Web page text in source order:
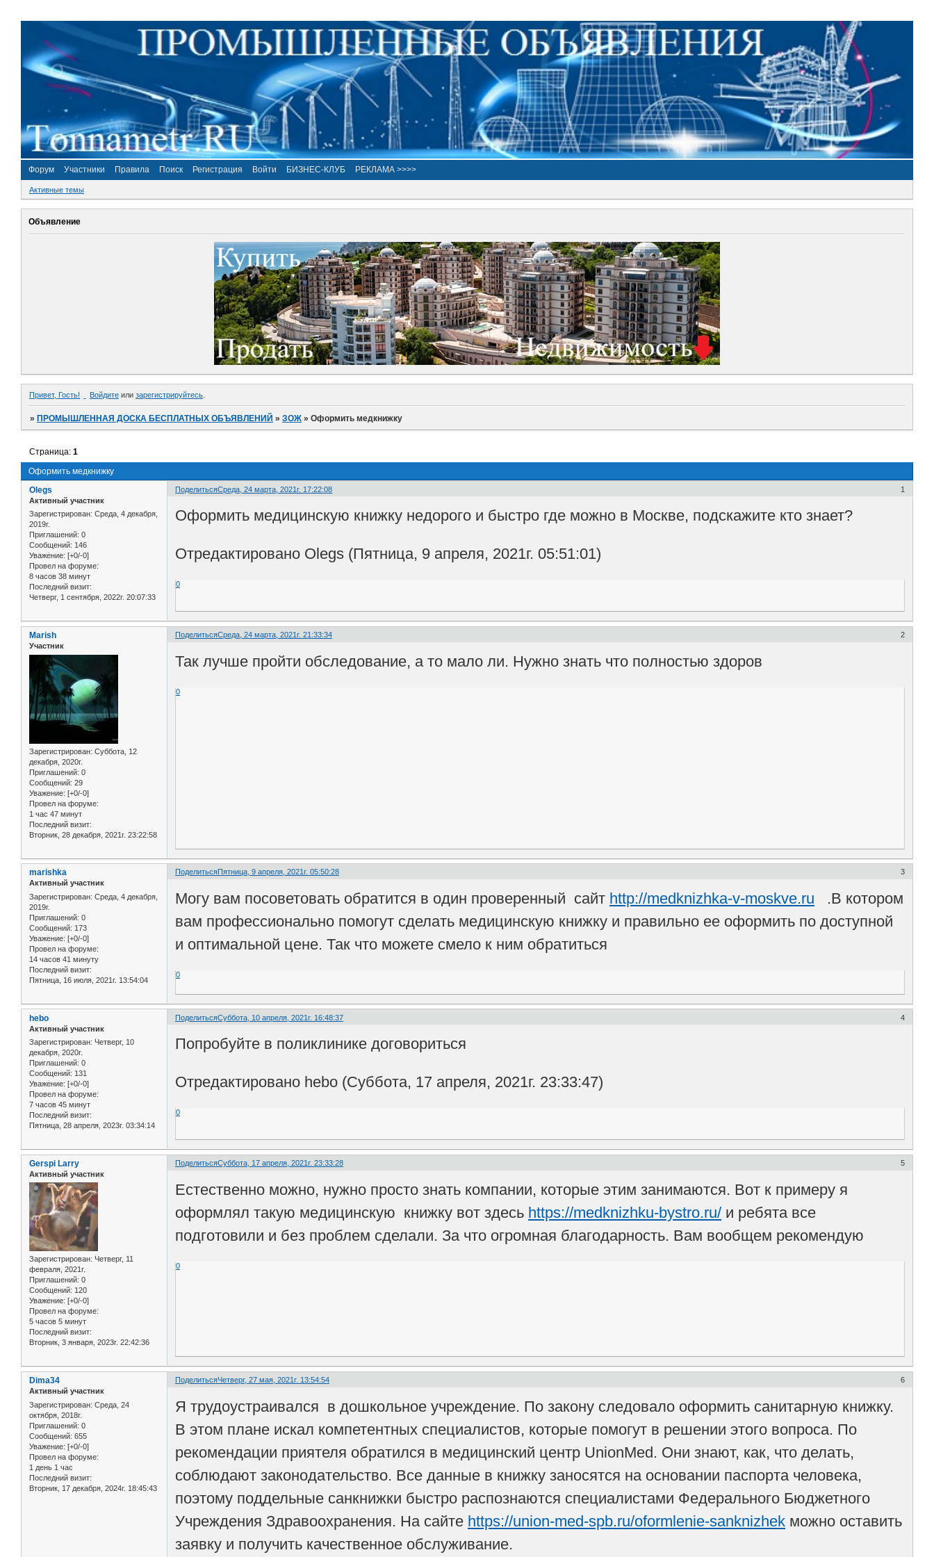
Форум Участники Правила Поиск Регистрация Войти БИЗНЕС-КЛУБ РЕКЛАМА >>>>
Активные темы
Объявление
Привет, Гость! Войдите или зарегистрируйтесь
»ПРОМЫШЛЕННАЯ ДОСКА БЕСПЛАТНЫХ ОБЪЯВЛЕНИЙ »ЗОЖ »Оформить медкнижку
Оформить медкнижку
Страница:1
Поделиться 1
Среда, 24 марта, 2021г. 17:22:08
Olegs
Активный участник
Зарегистрирован: Среда, 4 декабря,
2019г.
Приглашений: 0
Сообщений: 146
Уважение: [+0/-0]
Провел на форуме:
8 часов 38 минут
Последний визит:
Четверг, 1 сентября, 2022г. 20:07:33
Оформить медицинскую книжку недорого и быстро где можно в Москве, подскажите кто знает?
Отредактировано Olegs (Пятница, 9 апреля, 2021г. 05:51:01)
0
Поделиться 2
Среда, 24 марта, 2021г. 21:33:34
Marish
Участник
Зарегистрирован: Суббота, 12
декабря, 2020г.
Приглашений: 0
Сообщений: 29
Уважение: [+0/-0]
Провел на форуме:
1 час 47 минут
Последний визит:
Вторник, 28 декабря, 2021г. 23:22:58
Так лучше пройти обследование, а то мало ли. Нужно знать что полностью здоров
0
Поделиться 3
Пятница, 9 апреля, 2021г. 05:50:28
marishka
Активный участник
Зарегистрирован: Среда, 4 декабря,
2019г.
Приглашений: 0
Сообщений: 173
Уважение: [+0/-0]
Провел на форуме:
14 часов 41 минуту
Последний визит:
Пятница, 16 июля, 2021г. 13:54:04
Могу вам посоветовать обратится в один проверенный сайт http://medknizhka-v-moskve.ru .В котором
вам профессионально помогут сделать медицинскую книжку и правильно ее оформить по доступной
и оптимальной цене. Так что можете смело к ним обратиться
0
Поделиться 4
Суббота, 10 апреля, 2021г. 16:48:37
hebo
Активный участник
Зарегистрирован: Четверг, 10
декабря, 2020г.
Приглашений: 0
Сообщений: 131
Уважение: [+0/-0]
Провел на форуме:
7 часов 45 минут
Последний визит:
Пятница, 28 апреля, 2023г. 03:34:14
Попробуйте в поликлинике договориться
Отредактировано hebo (Суббота, 17 апреля, 2021г. 23:33:47)
0
Поделиться 5
Суббота, 17 апреля, 2021г. 23:33:28
Gerspi Larry
Активный участник
Зарегистрирован: Четверг, 11
февраля, 2021г.
Приглашений: 0
Сообщений: 120
Уважение: [+0/-0]
Провел на форуме:
5 часов 5 минут
Последний визит:
Вторник, 3 января, 2023г. 22:42:36
Естественно можно, нужно просто знать компании, которые этим занимаются. Вот к примеру я
оформлял такую медицинскую книжку вот здесь https://medknizhku-bystro.ru/ и ребята все
подготовили и без проблем сделали. За что огромная благодарность. Вам вообщем рекомендую
0
Поделиться 6
Четверг, 27 мая, 2021г. 13:54:54
Dima34
Активный участник
Зарегистрирован: Среда, 24
октября, 2018г.
Приглашений: 0
Сообщений: 655
Уважение: [+0/-0]
Провел на форуме:
1 день 1 час
Последний визит:
Вторник, 17 декабря, 2024г. 18:45:43
Я трудоустраивался в дошкольное учреждение. По закону следовало оформить санитарную книжку.
В этом плане искал компетентных специалистов, которые помогут в решении этого вопроса. По
рекомендации приятеля обратился в медицинский центр UnionMed. Они знают, как, что делать,
соблюдают законодательство. Все данные в книжку заносятся на основании паспорта человека,
поэтому поддельные санкнижки быстро распознаются специалистами Федерального Бюджетного
Учреждения Здравоохранения. На сайте https://union-med-spb.ru/oformlenie-sanknizhek можно оставить
заявку и получить качественное обслуживание.